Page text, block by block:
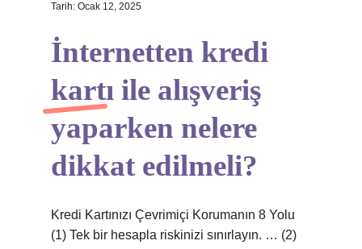
Tarih: Ocak 12, 2025
İnternetten kredi
kartı ile alışveriş
yaparken nelere
dikkat edilmeli?
Kredi Kartınızı Çevrimiçi Korumanın 8 Yolu
(1) Tek bir hesapla riskinizi sınırlayın. … (2)